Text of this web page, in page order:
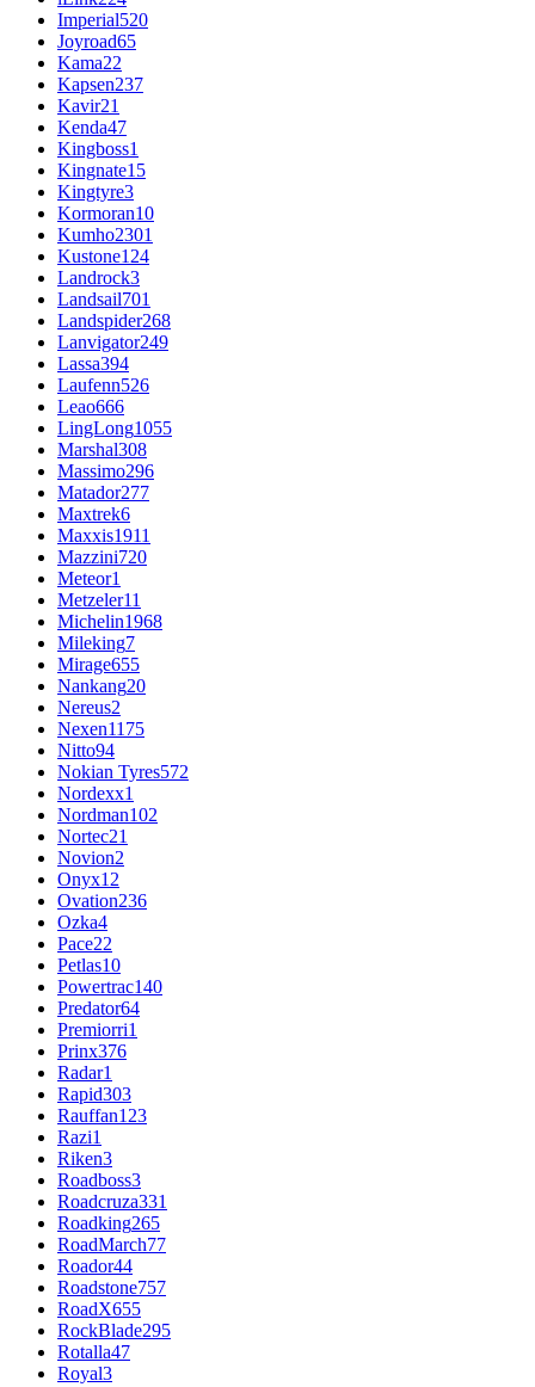
Imperial520
Joyroad65
Kama22
Kapsen237
Kavir21
Kenda47
Kingboss1
Kingnate15
Kingtyre3
Kormoran10
Kumho2301
Kustone124
Landrock3
Landsail701
Landspider268
Lanvigator249
Lassa394
Laufenn526
Leao666
LingLong1055
Marshal308
Massimo296
Matador277
Maxtrek6
Maxxis1911
Mazzini720
Meteor1
Metzeler11
Michelin1968
Mileking7
Mirage655
Nankang20
Nereus2
Nexen1175
Nitto94
Nokian Tyres572
Nordexx1
Nordman102
Nortec21
Novion2
Onyx12
Ovation236
Ozka4
Pace22
Petlas10
Powertrac140
Predator64
Premiorri1
Prinx376
Radar1
Rapid303
Rauffan123
Razi1
Riken3
Roadboss3
Roadcruza331
Roadking265
RoadMarch77
Roador44
Roadstone757
RoadX655
RockBlade295
Rotalla47
Royal3